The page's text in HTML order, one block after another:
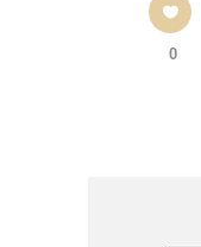
0